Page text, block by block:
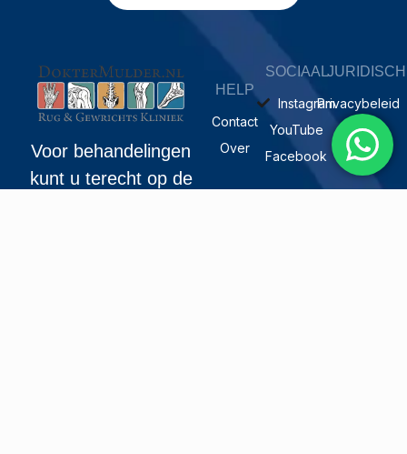
Voor behandelingen
kunt u terecht op de
HELP
Contact
Over
SOCIAAL
Instagram
YouTube
Facebook
JURIDISCH
Privacybeleid